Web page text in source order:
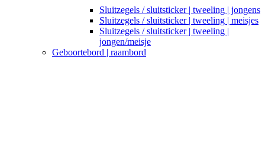
Sluitzegels / sluitsticker | tweeling | jongens
Sluitzegels / sluitsticker | tweeling | meisjes
Sluitzegels / sluitsticker | tweeling |
jongen/meisje
Geboortebord | raambord